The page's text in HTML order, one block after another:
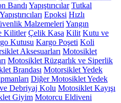
Bandı Yapıştırıcılar Tutkal
Epoksi Hızlı
Malzemeleri Yangın
Kilitler Çelik Kasa Kilit Kutu ve
Kutusu Kargo Poşeti Koli
Aksesuarları Motosiklet
Motosiklet Rüzgarlık ve Siperlik
Brandası Motorsiklet Yedek
Diğer Motosiklet Yedek
Debriyaj Kolu Motosiklet Kayışı
Giyim Motorcu Eldiveni